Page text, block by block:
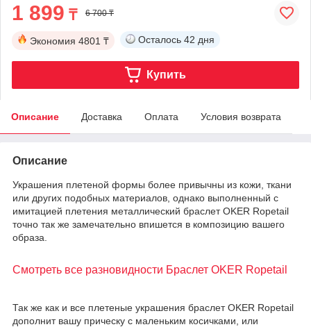
1 899 ₸ 6 700 ₸
Экономия 4801 ₸ Осталось 42 дня
Купить
Описание Доставка Оплата Условия возврата
Описание
Украшения плетеной формы более привычны из кожи, ткани
или других подобных материалов, однако выполненный с
имитацией плетения металлический браслет OKER Ropetail
точно так же замечательно впишется в композицию вашего
образа.
Смотреть все разновидности Браслет OKER Ropetail
Так же как и все плетеные украшения браслет OKER Ropetail
дополнит вашу прическу с маленьким косичками, или